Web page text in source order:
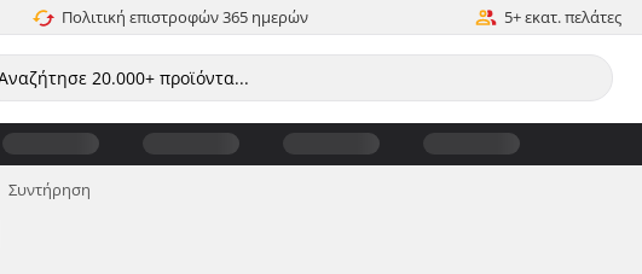
Πολιτική επιστροφών 365 ημερών 5+ εκατ. πελάτες
Συντήρηση